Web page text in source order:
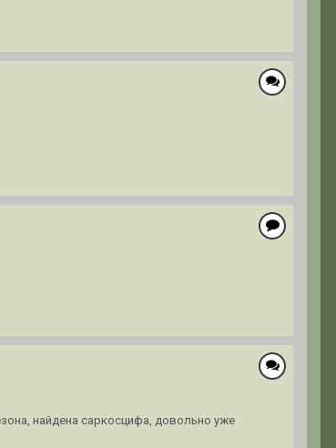
найдена саркосцифа, довольно уже